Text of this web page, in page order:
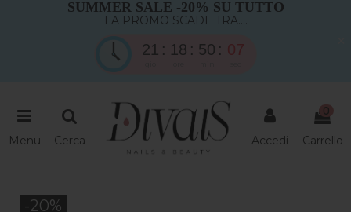
SUMMER SALE -20% SU TUTTO
LA PROMO SCADE TRA....
21 18 50 06
Menu Cerca Accedi
0
Carrello
-20%